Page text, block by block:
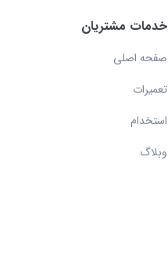
خدمات مشتریان
صفحه اصلی
تعمیرات
استخدام
وبلاگ